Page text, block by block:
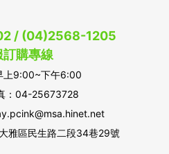
/ (04)2568-1205
訂購專線
上9:00~下午6:00
：04-25673728
雅區民生路二段34巷29號